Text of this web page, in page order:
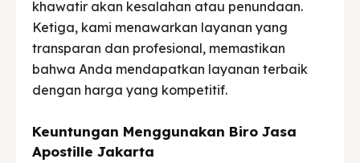
khawatir akan kesalahan atau penundaan.
Ketiga, kami menawarkan layanan yang
transparan dan profesional, memastikan
bahwa Anda mendapatkan layanan terbaik
dengan harga yang kompetitif.
Keuntungan Menggunakan Biro Jasa
Apostille Jakarta